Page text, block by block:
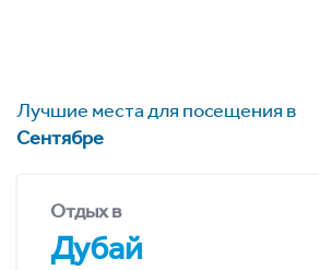
Лучшие места для посещения в
Сентябре
Отдых в
Дубай